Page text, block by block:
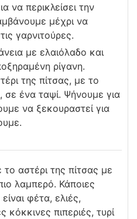
να περικλείσει την
μέχρι να
γαρνιτούρες.
με ελαιόλαδο και
ρίγανη.
της πίτσας, με το
σε ένα ταψί. Ψήνουμε για
να ξεκουραστεί για
αστέρι της πίτσας με
λαμπερό. Κάποιες
φέτα, ελιές,
κόκκινες πιπεριές, τυρί